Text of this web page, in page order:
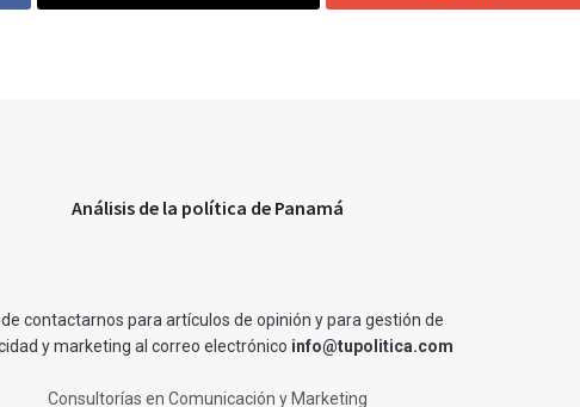
Análisis de la política de Panamá
contactarnos para artículos de opinión y para gestión de
y marketing al correo electrónico info@tupolitica.com
Consultorías en Comunicación y Marketing